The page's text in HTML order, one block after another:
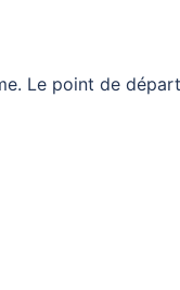
Le point de départ